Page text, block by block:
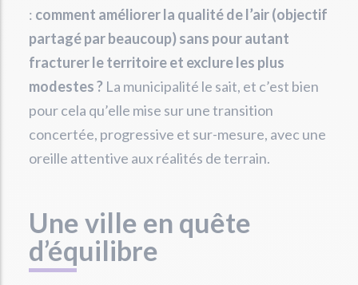
: comment améliorer la qualité de l’air (objectif
partagé par beaucoup) sans pour autant
fracturer le territoire et exclure les plus
modestes ? La municipalité le sait, et c’est bien
pour cela qu’elle mise sur une transition
concertée, progressive et sur-mesure, avec une
oreille attentive aux réalités de terrain.
Une ville en quête
d’équilibre